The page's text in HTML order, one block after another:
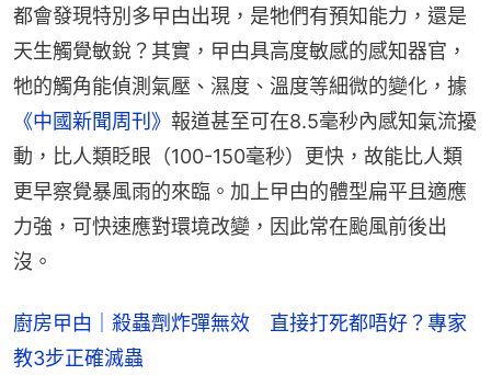
都會發現特別多曱甴出現，是牠們有預知能力，還是
天生觸覺敏銳？其實，曱甴具高度敏感的感知器官，
牠的觸角能偵測氣壓、濕度、溫度等細微的變化，據
《中國新聞周刊》 報道甚至可在8.5毫秒內感知氣流擾
動，比人類眨眼（100-150毫秒）更快，故能比人類
更早察覺暴風雨的來臨。加上曱甴的體型扁平且適應
力強，可快速應對環境改變，因此常在颱風前後出
沒。
廚房曱甴｜殺蟲劑炸彈無效　直接打死都唔好？專家
教3步正確滅蟲